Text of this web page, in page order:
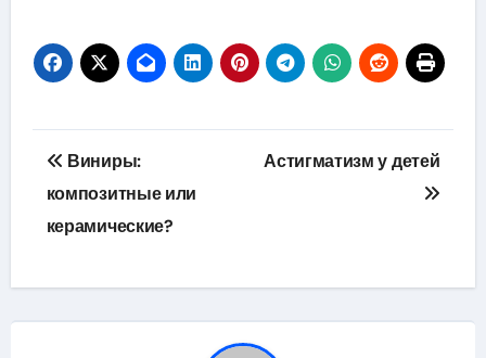
Навигация
по
записям
Виниры:
композитные или
керамические?
Астигматизм у детей